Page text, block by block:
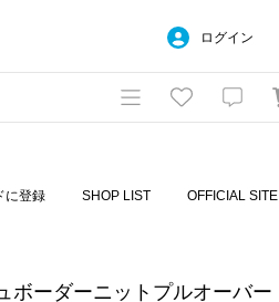
ログイン
に登録 SHOP LIST OFFICIAL SITE
ボーダーニットプルオーバー